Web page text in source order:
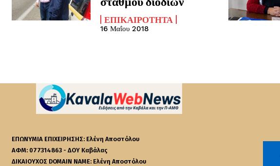
ΕΠΙΚΑΙΡΌΤΗΤΑ
16 Μαΐου 2018
ΕΠΩΝΥΜΙΑ ΕΠΙΧΕΙΡΗΣΗΣ: Ελένη Αποστόλου
ΑΦΜ: 077314863 - ΔΟΥ Καβάλας
ΔΙΚΑΙΟΥΧΟΣ DOMAIN NAME: Ελένη Αποστόλου